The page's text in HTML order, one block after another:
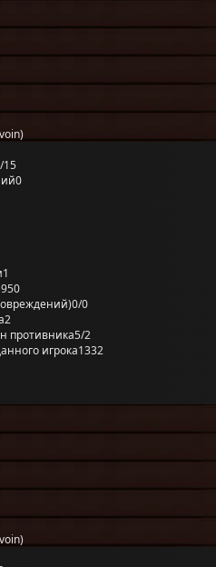
15
0
1
950
0/0
2
противника5/2
игрока1332